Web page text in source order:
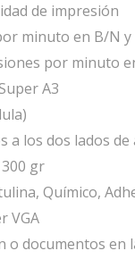
de impresión
minuto en B/N
por minuto
A3
a los dos lados
gr
Químico,
VGA
o documentos en